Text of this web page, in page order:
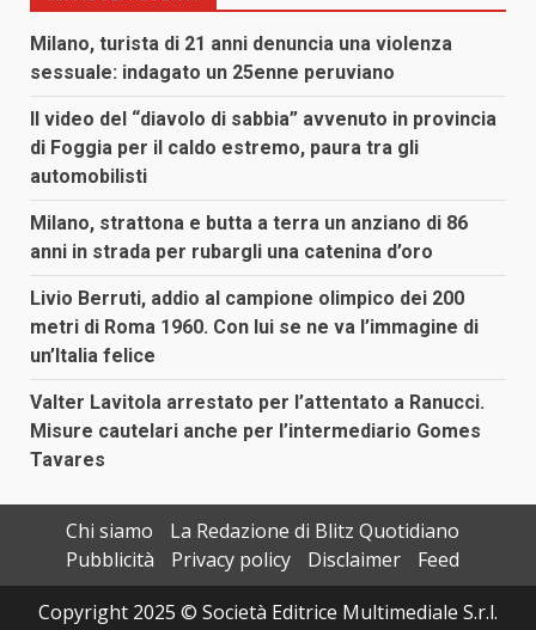
Milano, turista di 21 anni denuncia una violenza
sessuale: indagato un 25enne peruviano
Il video del “diavolo di sabbia” avvenuto in provincia
di Foggia per il caldo estremo, paura tra gli
automobilisti
Milano, strattona e butta a terra un anziano di 86
anni in strada per rubargli una catenina d’oro
Livio Berruti, addio al campione olimpico dei 200
metri di Roma 1960. Con lui se ne va l’immagine di
un’Italia felice
Valter Lavitola arrestato per l’attentato a Ranucci.
Misure cautelari anche per l’intermediario Gomes
Tavares
Chi siamo
La Redazione di Blitz Quotidiano
Pubblicità
Privacy policy Disclaimer
Feed
Copyright 2025 © Società Editrice Multimediale S.r.l.